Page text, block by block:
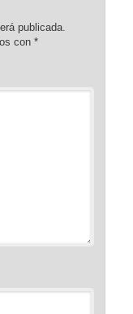
publicada.
con*